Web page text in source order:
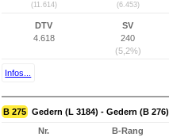
(11.614) (6.453)
DTV
4.618
SV
240
(5,2%)
Infos...
B 275 Gedern (L 3184) - Gedern (B 276)
Nr.
B-Rang